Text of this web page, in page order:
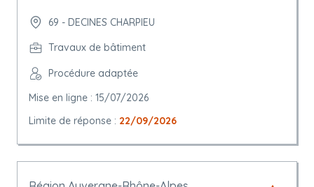
69 - DECINES CHARPIEU
Travaux de bâtiment
Procédure adaptée
Mise en ligne : 15/07/2026
Limite de réponse : 22/09/2026